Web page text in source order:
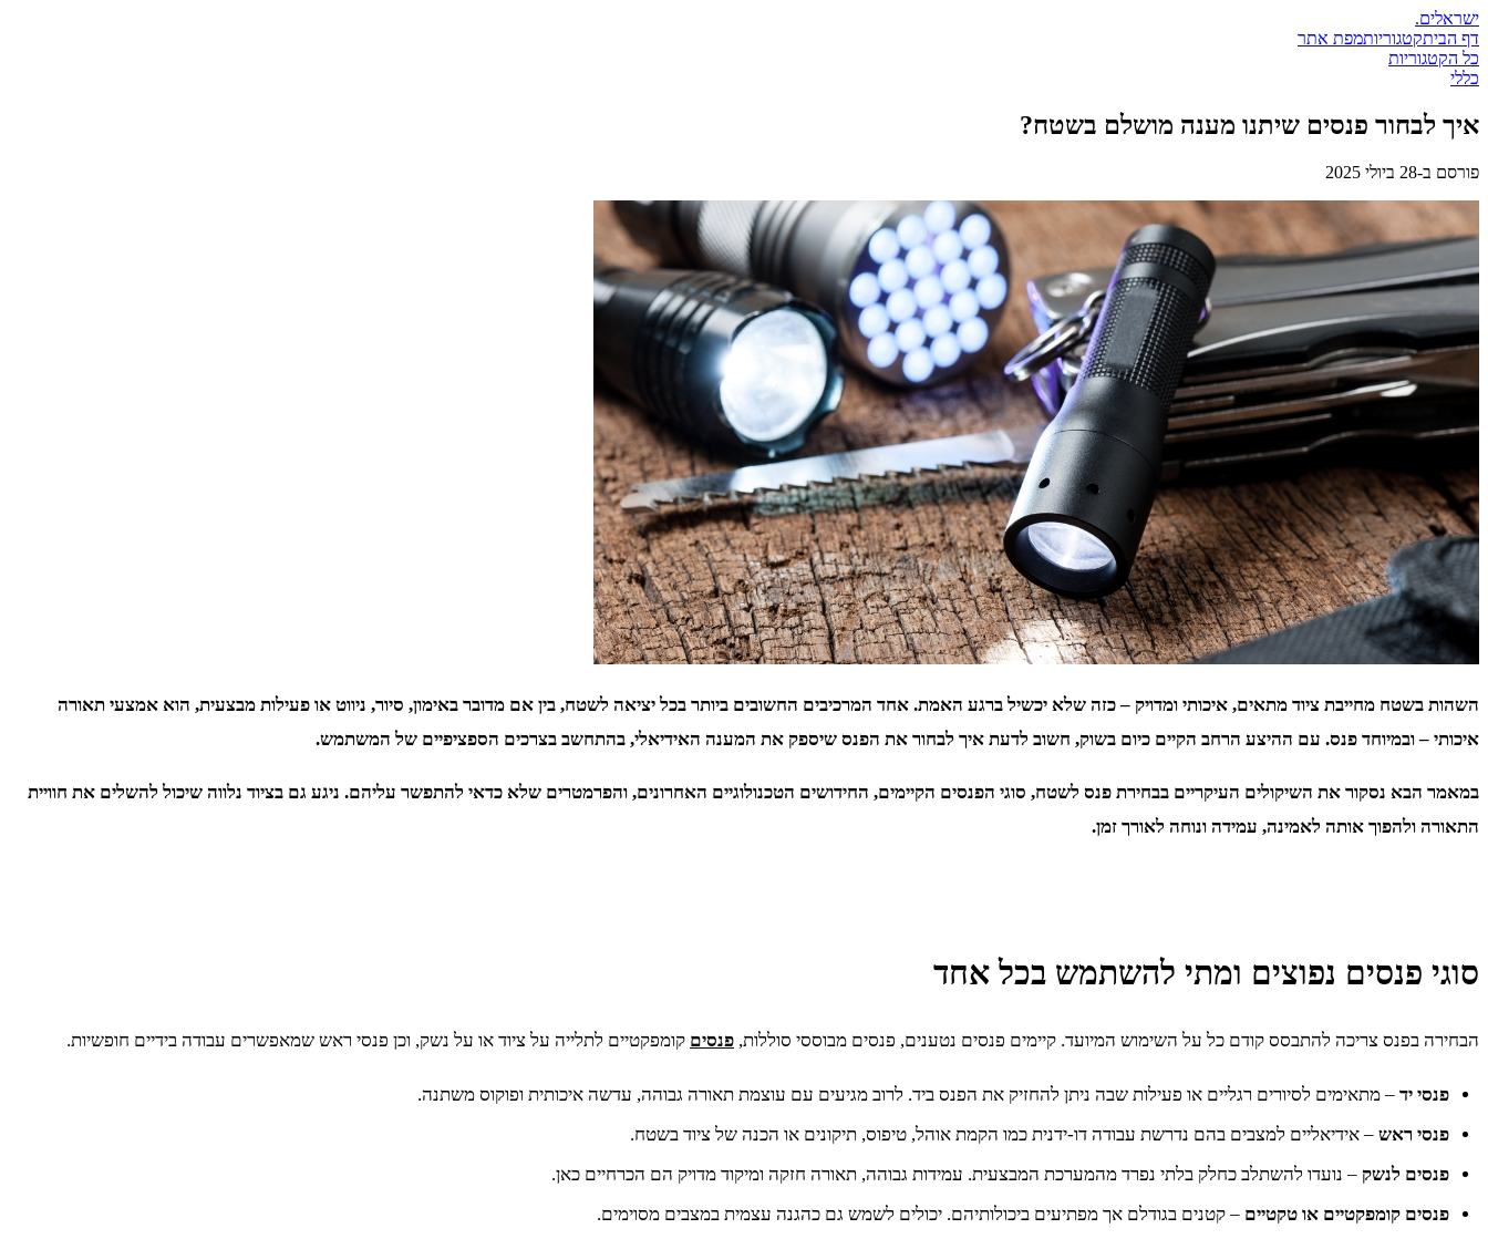
ישראלים.
דף הביתקטגוריותמפת אתר
כל הקטגוריות
כללי
איך לבחור פנסים שיתנו מענה מושלם בשטח?
פורסם ב-28 ביולי 2025
השהות בשטח מחייבת ציוד מתאים, איכותי ומדויק – כזה שלא יכשיל ברגע האמת. אחד המרכיבים החשובים ביותר בכל יציאה לשטח, בין אם מדובר באימון, סיור, ניווט או פעילות מבצעית, הוא אמצעי תאורה
איכותי – ובמיוחד פנס. עם ההיצע הרחב הקיים כיום בשוק, חשוב לדעת איך לבחור את הפנס שיספק את המענה האידיאלי, בהתחשב בצרכים הספציפיים של המשתמש.
במאמר הבא נסקור את השיקולים העיקריים בבחירת פנס לשטח, סוגי הפנסים הקיימים, החידושים הטכנולוגיים האחרונים, והפרמטרים שלא כדאי להתפשר עליהם. ניגע גם בציוד נלווה שיכול להשלים את חוויית
התאורה ולהפוך אותה לאמינה, עמידה ונוחה לאורך זמן.
סוגי פנסים נפוצים ומתי להשתמש בכל אחד
הבחירה בפנס צריכה להתבסס קודם כל על השימוש המיועד. קיימים פנסים נטענים, פנסים מבוססי סוללות, פנסים קומפקטיים לתלייה על ציוד או על נשק, וכן פנסי ראש שמאפשרים עבודה בידיים חופשיות.
פנסי יד – מתאימים לסיורים רגליים או פעילות שבה ניתן להחזיק את הפנס ביד. לרוב מגיעים עם עוצמת תאורה גבוהה, עדשה איכותית ופוקוס משתנה.
פנסי ראש – אידיאליים למצבים בהם נדרשת עבודה דו-ידנית כמו הקמת אוהל, טיפוס, תיקונים או הכנה של ציוד בשטח.
פנסים לנשק – נועדו להשתלב כחלק בלתי נפרד מהמערכת המבצעית. עמידות גבוהה, תאורה חזקה ומיקוד מדויק הם הכרחיים כאן.
פנסים קומפקטיים או טקטיים – קטנים בגודלם אך מפתיעים ביכולותיהם. יכולים לשמש גם כהגנה עצמית במצבים מסוימים.